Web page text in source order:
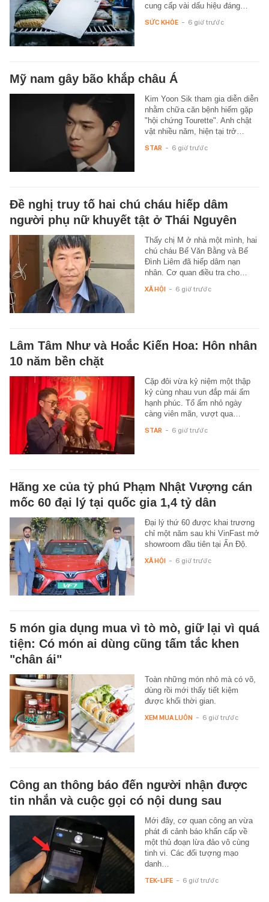
cung cấp vài dấu hiệu đáng…
SỨC KHỎE - 6 giờ trước
Mỹ nam gây bão khắp châu Á
Kim Yoon Sik tham gia diễn diễn
nhằm chữa căn bệnh hiếm gặp
"hội chứng Tourette". Anh chật
vật nhiều năm, hiện tại trở…
STAR - 6 giờ trước
Đề nghị truy tố hai chú cháu hiếp dâm
người phụ nữ khuyết tật ở Thái Nguyên
Thấy chị M ở nhà một mình, hai
chú cháu Bế Văn Bằng và Bế
Đình Liêm đã hiếp dâm nạn
nhân. Cơ quan điều tra cho…
XÃ HỘI - 6 giờ trước
Lâm Tâm Như và Hoắc Kiến Hoa: Hôn nhân
10 năm bền chặt
Cặp đôi vừa kỷ niệm một thập
kỷ cùng nhau vun đắp mái ấm
hạnh phúc. Tổ ấm nhỏ ngày
càng viên mãn, vượt qua…
STAR - 6 giờ trước
Hãng xe của tỷ phú Phạm Nhật Vượng cán
mốc 60 đại lý tại quốc gia 1,4 tỷ dân
Đại lý thứ 60 được khai trương
chỉ một năm sau khi VinFast mở
showroom đầu tiên tại Ấn Độ.
XÃ HỘI - 6 giờ trước
5 món gia dụng mua vì tò mò, giữ lại vì quá
tiện: Có món ai dùng cũng tấm tắc khen
"chân ái"
Toàn những món nhỏ mà có võ,
dùng rồi mới thấy tiết kiệm
được khối thời gian.
XEM MUA LUÔN - 6 giờ trước
Công an thông báo đến người nhận được
tin nhắn và cuộc gọi có nội dung sau
Mới đây, cơ quan công an vừa
phát đi cảnh báo khẩn cấp về
một thủ đoạn lừa đảo vô cùng
tinh vi. Các đối tượng mạo
danh…
TEK-LIFE - 6 giờ trước